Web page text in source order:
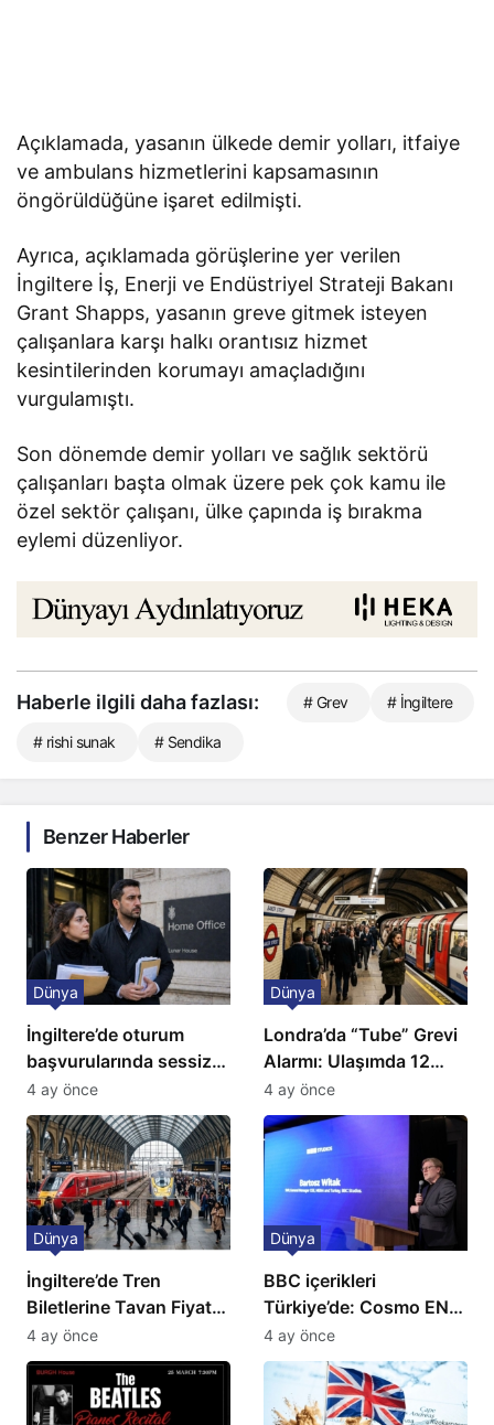
Açıklamada, yasanın ülkede demir yolları, itfaiye
ve ambulans hizmetlerini kapsamasının
öngörüldüğüne işaret edilmişti.
Ayrıca, açıklamada görüşlerine yer verilen
İngiltere İş, Enerji ve Endüstriyel Strateji Bakanı
Grant Shapps, yasanın greve gitmek isteyen
çalışanlara karşı halkı orantısız hizmet
kesintilerinden korumayı amaçladığını
vurgulamıştı.
Son dönemde demir yolları ve sağlık sektörü
çalışanları başta olmak üzere pek çok kamu ile
özel sektör çalışanı, ülke çapında iş bırakma
eylemi düzenliyor.
Haberle ilgili daha fazlası: # Grev # İngiltere
# rishi sunak # Sendika
Benzer Haberler
İngiltere’de oturum
başvurularında sessiz
kriz: Büyükelçilikten
açıklama!
Dünya
4 ay önce
Londra’da “Tube” Grevi
Alarmı: Ulaşımda 12
Günlük Kaos Kapıda
Dünya
4 ay önce
İngiltere’de Tren
Biletlerine Tavan Fiyat:
Ulaşımda Yeni
Düzenleme
Dünya
4 ay önce
BBC içerikleri
Türkiye’de: Cosmo EN
ve BBC Player yayında
Dünya
4 ay önce